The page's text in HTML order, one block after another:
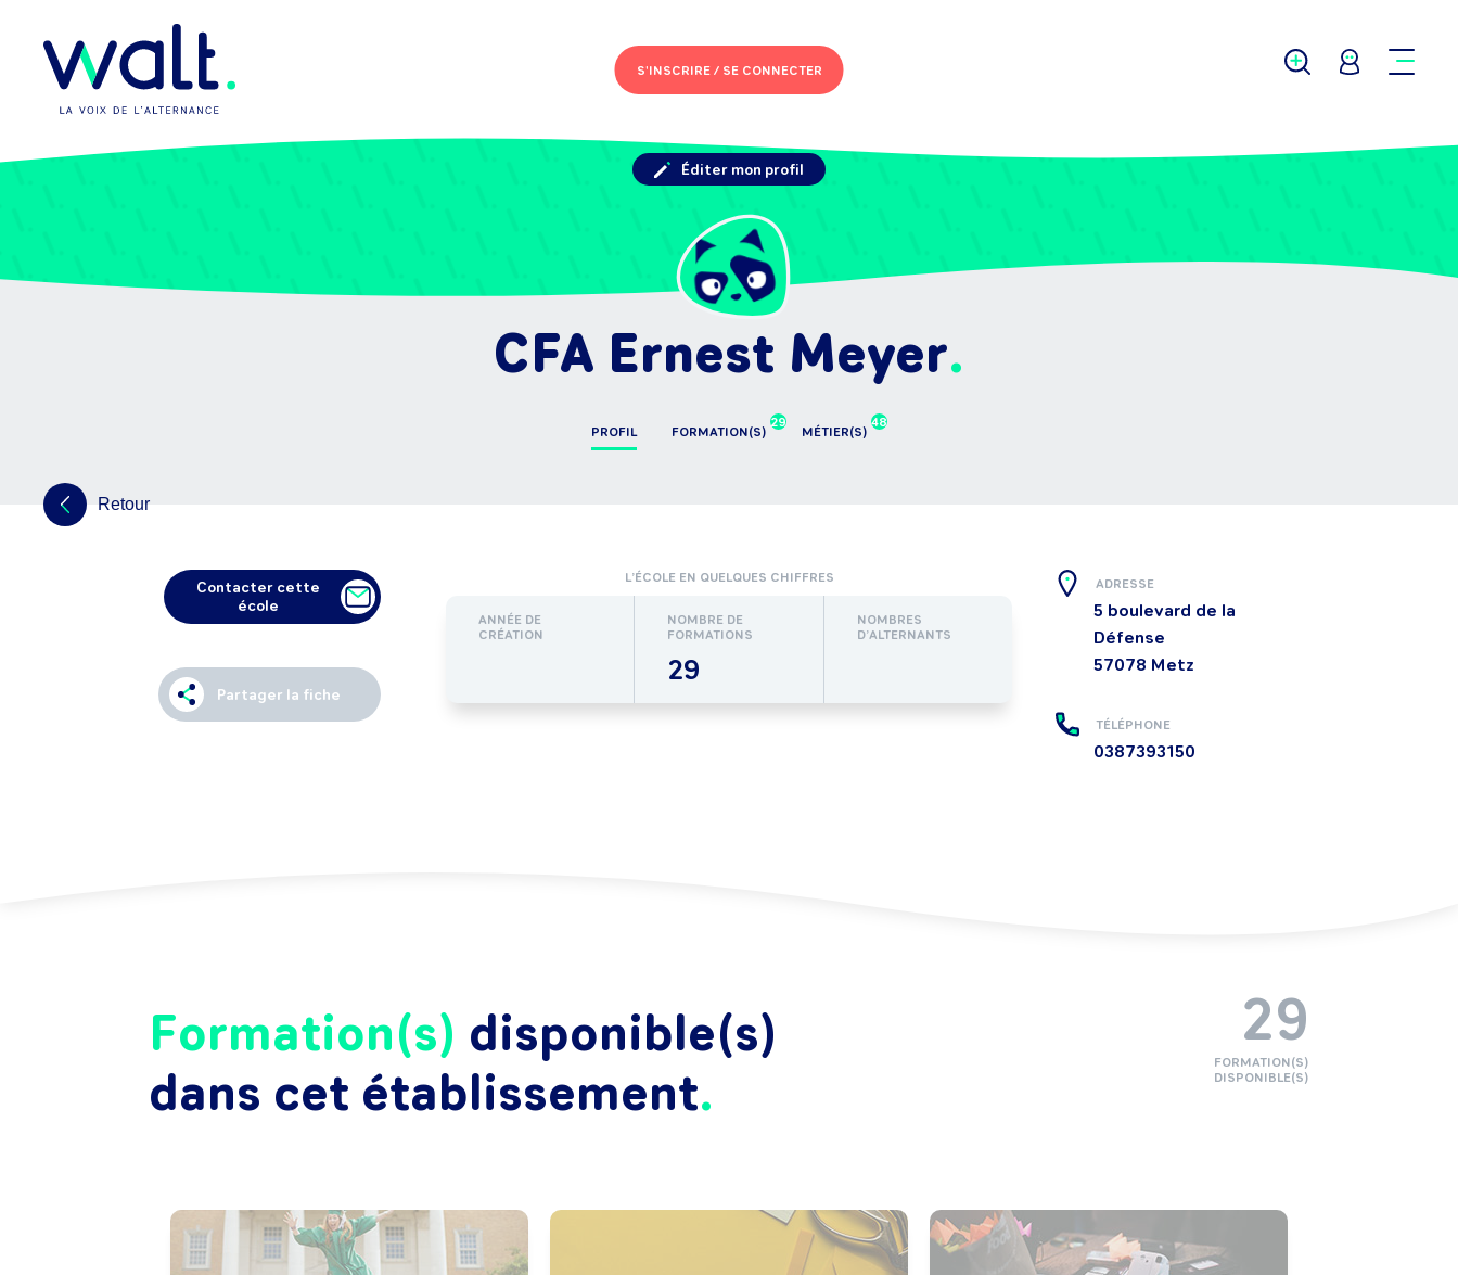
S'INSCRIRE /SE CONNECTER
CFA Ernest Meyer
PROFIL
29
FORMATION(S)
48
MÉTIER(S)
Éditer mon profil
Retour
Contacter cette
école
Partager la fiche
L’ÉCOLE EN QUELQUES CHIFFRES
ANNÉE DE
CRÉATION
NOMBRE DE
FORMATIONS
29
NOMBRES
D’ALTERNANTS
ADRESSE
5 boulevard de la
Défense
57078 Metz
TÉLÉPHONE
0387393150
Formation(s) disponible(s)
dans cet établissement
29
FORMATION(S)
DISPONIBLE(S)